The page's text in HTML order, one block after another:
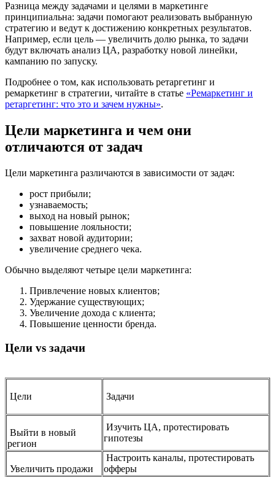
Разница между задачами и целями в маркетинге
принципиальна: задачи помогают реализовать выбранную
стратегию и ведут к достижению конкретных результатов.
Например, если цель — увеличить долю рынка, то задачи
будут включать анализ ЦА, разработку новой линейки,
кампанию по запуску.
Подробнее о том, как использовать ретаргетинг и
ремаркетинг в стратегии, читайте в статье «Ремаркетинг и
ретаргетинг: что это и зачем нужны».
Цели маркетинга и чем они
отличаются от задач
Цели маркетинга различаются в зависимости от задач:
рост прибыли;
узнаваемость;
выход на новый рынок;
повышение лояльности;
захват новой аудитории;
увеличение среднего чека.
Обычно выделяют четыре цели маркетинга:
Привлечение новых клиентов;
Удержание существующих;
Увеличение дохода с клиента;
Повышение ценности бренда.
Цели vs задачи
Цели Задачи
Выйти в новый
регион
Изучить ЦА, протестировать
гипотезы
Увеличить продажи
Настроить каналы, протестировать
офферы